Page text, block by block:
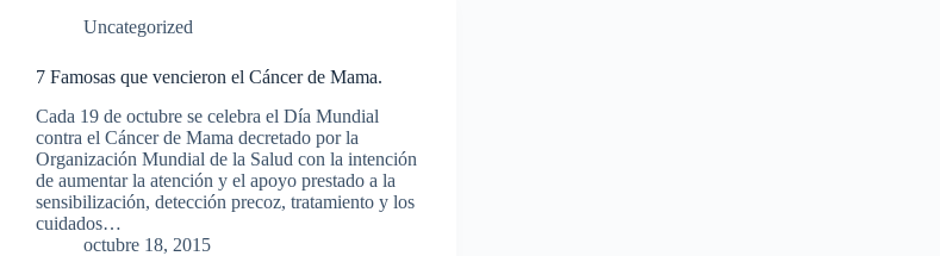
Uncategorized
7 Famosas que vencieron el Cáncer de Mama.
Cada 19 de octubre se celebra el Día Mundial
contra el Cáncer de Mama decretado por la
Organización Mundial de la Salud con la intención
de aumentar la atención y el apoyo prestado a la
sensibilización, detección precoz, tratamiento y los
cuidados…
octubre 18, 2015